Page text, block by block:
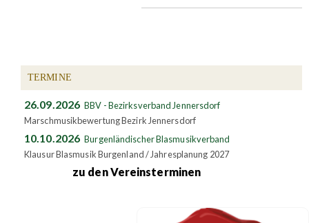
TERMINE
26.09.2026 BBV - Bezirksverband Jennersdorf
Marschmusikbewertung Bezirk Jennersdorf
10.10.2026 Burgenländischer Blasmusikverband
Klausur Blasmusik Burgenland / Jahresplanung 2027
zu den Vereinsterminen